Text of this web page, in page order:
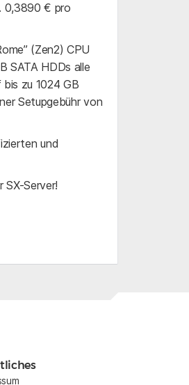
0,3890 € pro
(Zen2) CPU
SATA HDDs alle
zu 1024 GB
Setupgebühr von
und
Server!